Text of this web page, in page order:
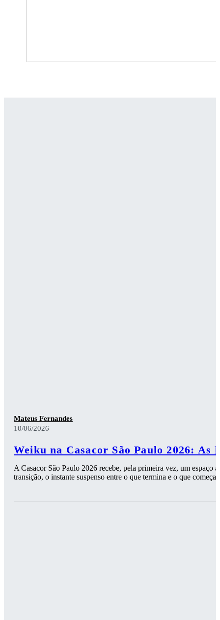
Mateus Fernandes
10/06/2026
Weiku na Casacor São Paulo 2026:
A Casacor São Paulo 2026 recebe, pela primeira vez, um espaço
transição, o instante suspenso entre o que termina e o que